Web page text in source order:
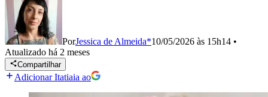
PorJessica de Almeida*10/05/2026 às 15h14 •
Atualizado há 2 meses
Compartilhar
Adicionar Itatiaia ao